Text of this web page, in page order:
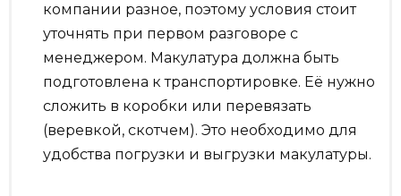
компании разное, поэтому условия стоит
уточнять при первом разговоре с
менеджером. Макулатура должна быть
подготовлена к транспортировке. Её нужно
сложить в коробки или перевязать
(веревкой, скотчем). Это необходимо для
удобства погрузки и выгрузки макулатуры.